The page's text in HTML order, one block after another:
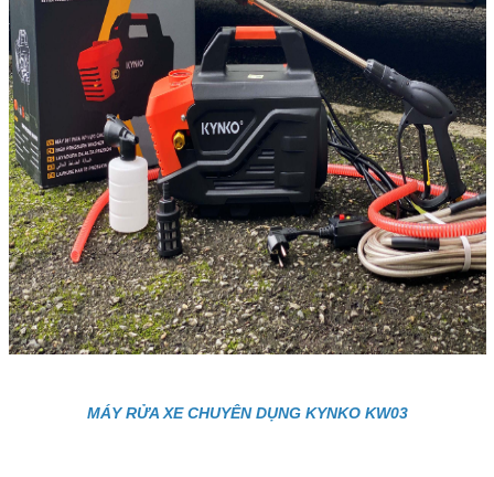
MÁY RỬA XE CHUYÊN DỤNG KYNKO KW03